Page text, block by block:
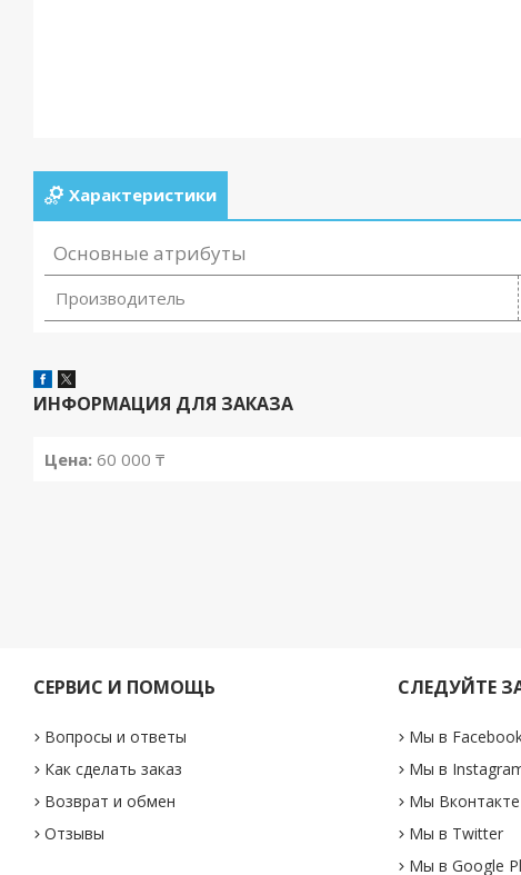
Характеристики
Основные атрибуты
Производитель
ИНФОРМАЦИЯ ДЛЯ ЗАКАЗА
Цена: 60 000 ₸
СЕРВИС И ПОМОЩЬ
Вопросы и ответы
Как сделать заказ
Возврат и обмен
Отзывы
СЛЕДУЙТЕ
Мы в
Мы в
Мы Вконтакте
Мы в Twitter
Мы в Google